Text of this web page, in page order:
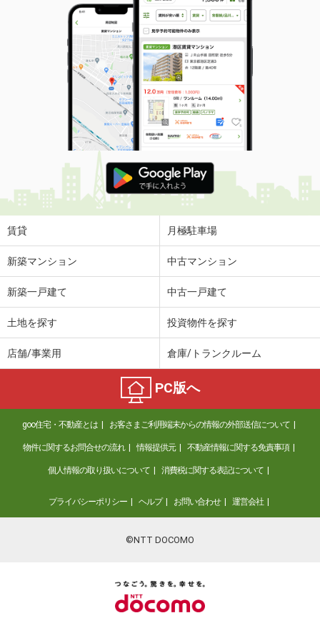
賃貸 月極駐車場
新築マンション 中古マンション
新築一戸建て 中古一戸建て
土地を探す 投資物件を探す
店舗/事業用 倉庫/トランクルーム
PC版へ
goo住宅・不動産とは お客さまご利用端末からの情報の外部送信について
物件に関するお問合せの流れ 情報提供元 不動産情報に関する免責事項
個人情報の取り扱いについて 消費税に関する表記について
プライバシーポリシー ヘルプ お問い合わせ 運営会社
©NTT DOCOMO